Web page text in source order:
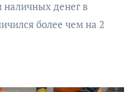
более чем на 2